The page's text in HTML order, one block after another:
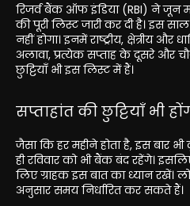
रिजर्व बैंक ऑफ इंडिया (RBI) ने जून
की पूरी लिस्ट जारी कर दी है। इस
नहीं होगा। इनमें राष्ट्रीय, क्षेत्रीय और
अलावा, प्रत्येक सप्ताह के दूसरे और
छुट्टियाँ भी इस लिस्ट में हैं।
सप्ताहांत की छुट्टियाँ भी
जैसा कि हर महीने होता है, इस बार
ही रविवार को भी बैंक बंद रहेंगे।
लिए ग्राहक इस बात का ध्यान
अनुसार समय निर्धारित कर सकते हैं।